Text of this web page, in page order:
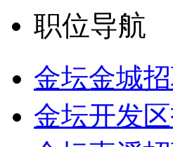
职位导航
金坛金城
金坛开发